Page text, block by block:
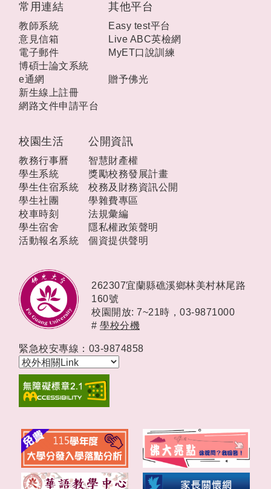
校園生活
教務行事曆
學生系統
學生住宿系統
學生社團
校車時刻
學生宿舍
活動報名系統
公開資訊
智慧財產權
獎勵校務發展計畫
校務及財務資訊公開
學雜費專區
法規彙編
隱私權政策聲明
個資提供聲明
常用連結
教師系統
意見信箱
電子郵件
博碩士論文系統
e通網
新生線上註冊
網路文件申請平台
其他平台
Easy test平台
Live ABC英檢網
MyET口說訓練
贈予佛光
262307宜蘭縣礁溪鄉林美村林尾路
160號
校園開放: 7~21時， 03-9871000
# 學校分機
緊急校安專線：03-9874858